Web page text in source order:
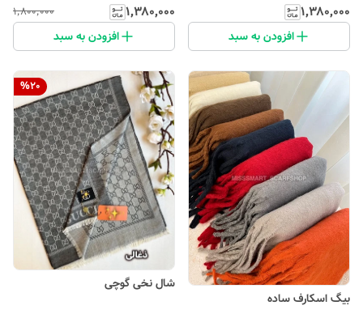
۱٬۳۸۰٬۰۰۰
افزودن به سبد
۱٬۳۸۰٬۰۰۰ ۱٬۸۰۰٬۰۰۰
افزودن به سبد
بیگ اسکارف ساده
%20
شال نخی گوچی